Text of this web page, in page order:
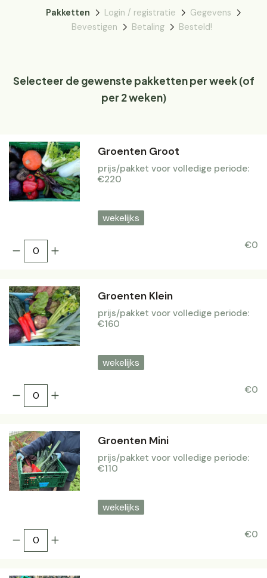
Pakketten Login / registratie
Gegevens
Bevestigen
Betaling Besteld!
Selecteer de gewenste pakketten per week (of
per 2 weken)
Groenten Groot
prijs/pakket voor volledige periode:
€220
wekelijks
€0
Groenten Klein
prijs/pakket voor volledige periode:
€160
wekelijks
€0
Groenten Mini
prijs/pakket voor volledige periode:
€110
wekelijks
€0